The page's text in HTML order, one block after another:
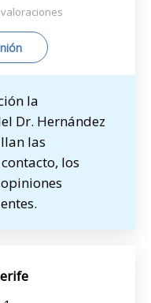
la
Dr. Hernández
las
los